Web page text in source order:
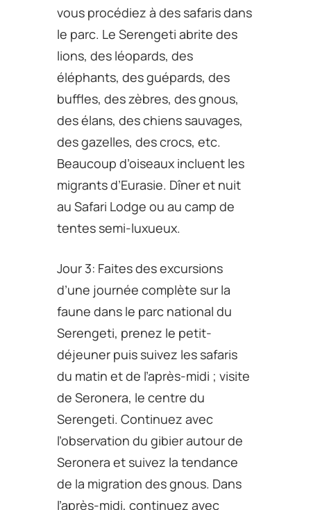
vous procédiez à des safaris dans
le parc. Le Serengeti abrite des
lions, des léopards, des
éléphants, des guépards, des
buffles, des zèbres, des gnous,
des élans, des chiens sauvages,
des gazelles, des crocs, etc.
Beaucoup d’oiseaux incluent les
migrants d’Eurasie. Dîner et nuit
au Safari Lodge ou au camp de
tentes semi-luxueux.
Jour 3: Faites des excursions
d’une journée complète sur la
faune dans le parc national du
Serengeti, prenez le petit-
déjeuner puis suivez les safaris
du matin et de l’après-midi ; visite
de Seronera, le centre du
Serengeti. Continuez avec
l’observation du gibier autour de
Seronera et suivez la tendance
de la migration des gnous. Dans
l’après-midi, continuez avec